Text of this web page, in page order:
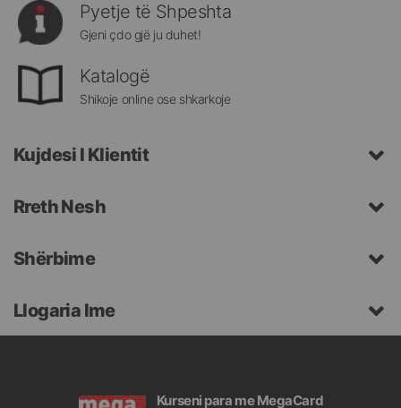
Pyetje të Shpeshta
Gjeni çdo gjë ju duhet!
Katalogë
Shikoje online ose shkarkoje
Kujdesi I Klientit
Rreth Nesh
Shërbime
Llogaria Ime
Kurseni para me MegaCard